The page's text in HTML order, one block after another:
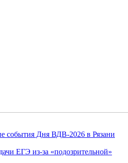
события Дня ВДВ-2026 в Рязани
ЕГЭ из-за «подозрительной»